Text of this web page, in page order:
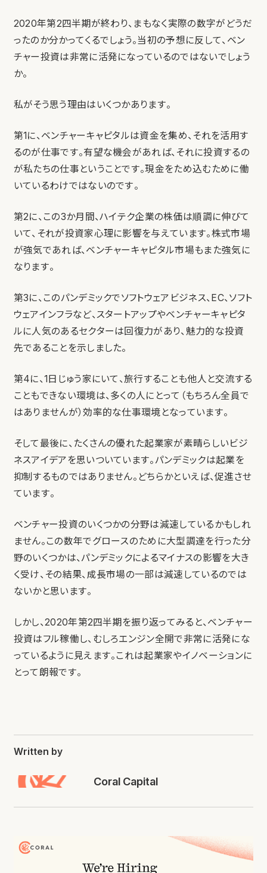
2020年第2四半期が終わり、まもなく実際の数字がどうだ
ったのか分かってくるでしょう。当初の予想に反して、ベン
チャー投資は非常に活発になっているのではないでしょう
か。
私がそう思う理由はいくつかあります。
第1に、ベンチャーキャピタルは資金を集め、それを活用す
るのが仕事です。有望な機会があれば、それに投資するの
が私たちの仕事ということです。現金をため込むために働
いているわけではないのです。
第2に、この3か月間、ハイテク企業の株価は順調に伸びて
いて、それが投資家心理に影響を与えています。株式市場
が強気であれば、ベンチャーキャピタル市場もまた強気に
なります。
第3に、このパンデミックでソフトウェアビジネス、EC、ソフト
ウェアインフラなど、スタートアップやベンチャーキャピタ
ルに人気のあるセクターは回復力があり、魅力的な投資
先であることを示しました。
第4に、1日じゅう家にいて、旅行することも他人と交流する
こともできない環境は、多くの人にとって（もちろん全員で
はありませんが）効率的な仕事環境となっています。
そして最後に、たくさんの優れた起業家が素晴らしいビジ
ネスアイデアを思いついています。パンデミックは起業を
抑制するものではありません。どちらかといえば、促進させ
ています。
ベンチャー投資のいくつかの分野は減速しているかもしれ
ません。この数年でグロースのために大型調達を行った分
野のいくつかは、パンデミックによるマイナスの影響を大き
く受け、その結果、成長市場の一部は減速しているのでは
ないかと思います。
しかし、2020年第2四半期を振り返ってみると、ベンチャー
投資はフル稼働し、むしろエンジン全開で非常に活発にな
っているように見えます。これは起業家やイノベーションに
とって朗報です。
Written by
Coral Capital